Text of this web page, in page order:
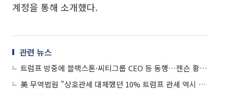
계정을 통해 소개했다.
관련 뉴스
트럼프 방중에 블랙스톤·씨티그룹 CEO 등 동행…젠슨 황 “초대받으면 큰 영광”
美 무역법원 "상호관세 대체했던 10% 트럼프 관세 역시 위법"⋯정권에 타격